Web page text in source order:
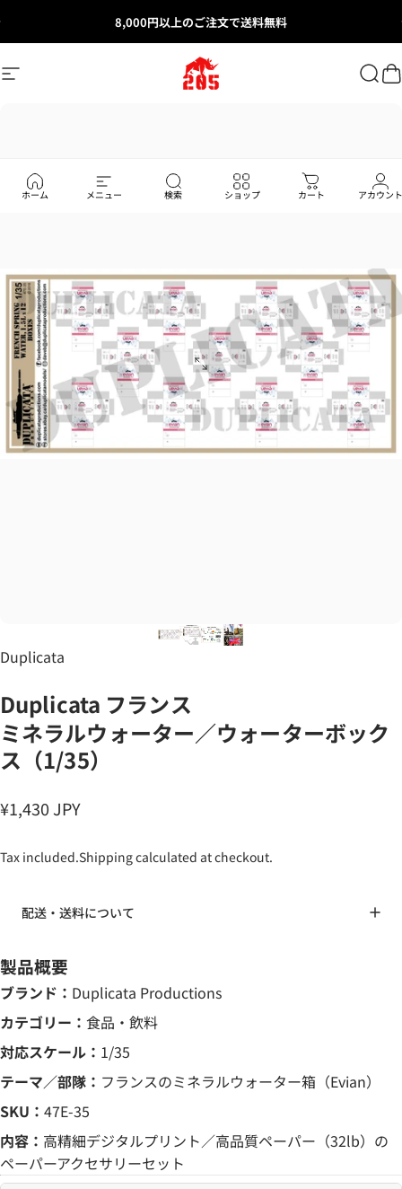
8,000円以上のご注文で送料無料
Site navigation 205ホビーズ｜205 Hobbies
ホーム メニュー 検索 ショップ カート アカウント
Vendor:
Duplicata
Duplicata フランス
ミネラルウォーター／ウォーターボック
ス（1/35）
¥1,430 JPY
Tax included.Shippingcalculated at checkout.
配送・送料について
製品概要
ブランド： Duplicata Productions
カテゴリー： 食品・飲料
対応スケール： 1/35
テーマ／部隊： フランスのミネラルウォーター箱（Evian）
SKU： 47E-35
内容： 高精細デジタルプリント／高品質ペーパー（32lb）の
ペーパーアクセサリーセット